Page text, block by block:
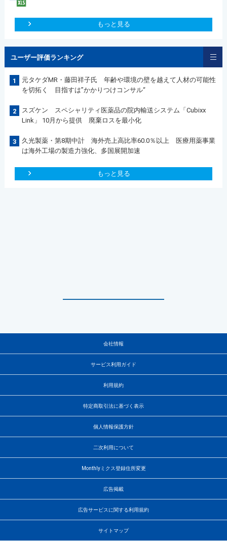
もっと見る
ユーザー評価ランキング
1
元タケダMR・藤田祥子氏 年齢や環境の壁を越えて人材の可能性
を切拓く 目指すは”かかりつけコンサル“
2
スズケン スペシャリティ医薬品の院内輸送システム「Cubixx
Link」 10月から提供 廃棄ロスを最小化
3
久光製薬・第8期中計 海外売上高比率60.0％以上 医療用薬事業
は海外工場の製造力強化、多国展開加速
もっと見る
会社情報
サービス利用ガイド
利用規約
特定商取引法に基づく表示
個人情報保護方針
二次利用について
Monthlyミクス登録住所変更
広告掲載
広告サービスに関する利用規約
サイトマップ